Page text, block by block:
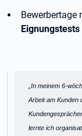
Bewerbertage
Zitat:
„In meinem 6-
Arbeit am Kunden
lernte ich